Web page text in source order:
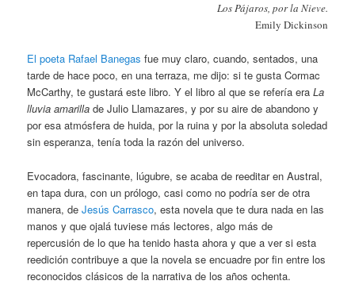
Los Pájaros, por la Nieve.
Emily Dickinson
El poeta Rafael Banegas fue muy claro, cuando, sentados, una
tarde de hace poco, en una terraza, me dijo: si te gusta Cormac
McCarthy, te gustará este libro. Y el libro al que se refería eraLa
lluvia amarilla de Julio Llamazares, y por su aire de abandono y
por esa atmósfera de huida, por la ruina y por la absoluta soledad
sin esperanza, tenía toda la razón del universo.
Evocadora, fascinante, lúgubre, se acaba de reeditar en Austral,
en tapa dura, con un prólogo, casi como no podría ser de otra
manera, deJesús Carrasco, esta novela que te dura nada en las
manos y que ojalá tuviese más lectores, algo más de
repercusión de lo que ha tenido hasta ahora y que a ver si esta
reedición contribuye a que la novela se encuadre por fin entre los
reconocidos clásicos de la narrativa de los años ochenta.